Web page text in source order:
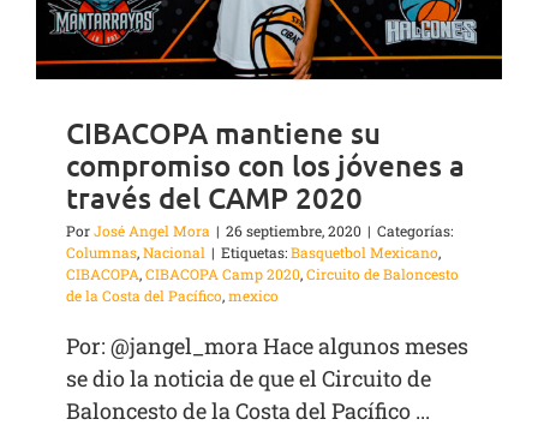
CIBACOPA mantiene su
compromiso con los jóvenes a
través del CAMP 2020
PorJosé Angel Mora | 26 septiembre, 2020 | Categorías:
Columnas,Nacional | Etiquetas:Basquetbol Mexicano,
CIBACOPA,CIBACOPA Camp 2020,Circuito de Baloncesto
de la Costa del Pacífico,mexico
Por: @jangel_mora Hace algunos meses
se dio la noticia de que el Circuito de
Baloncesto de la Costa del Pacífico ...